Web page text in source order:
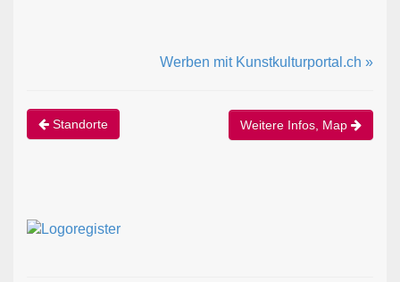
Werben mit Kunstkulturportal.ch »
Standorte Weitere Infos, Map